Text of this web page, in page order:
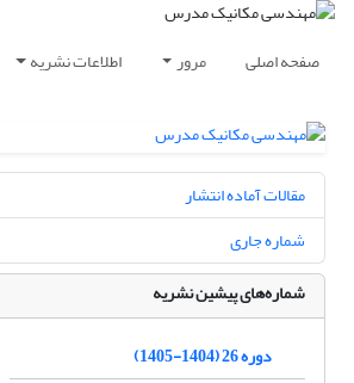
صفحه اصلی مرور اطلاعات نشریه
مقالات آماده انتشار
شماره جاری
شماره‌های پیشین نشریه
دوره 26 (1404-1405)